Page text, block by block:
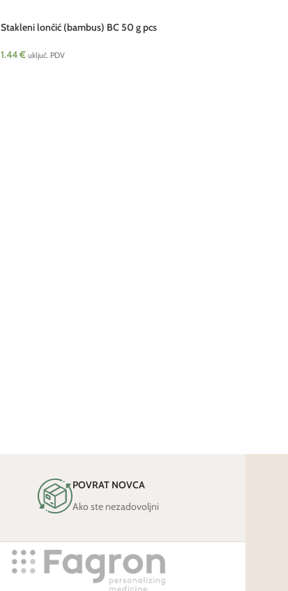
Stakleni lončić (bambus) BC 50 g pcs
1.44€ uključ. PDV
POVRAT NOVCA
Ako ste nezadovoljni